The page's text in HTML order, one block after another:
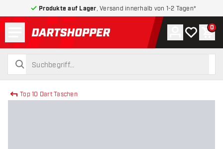
Produkte auf Lager , Versand innerhalb von 1-2 Tagen*
zurück zur Startseite
suchen
suchen
Konto
Meine 0
Top 10 Dart Taschen